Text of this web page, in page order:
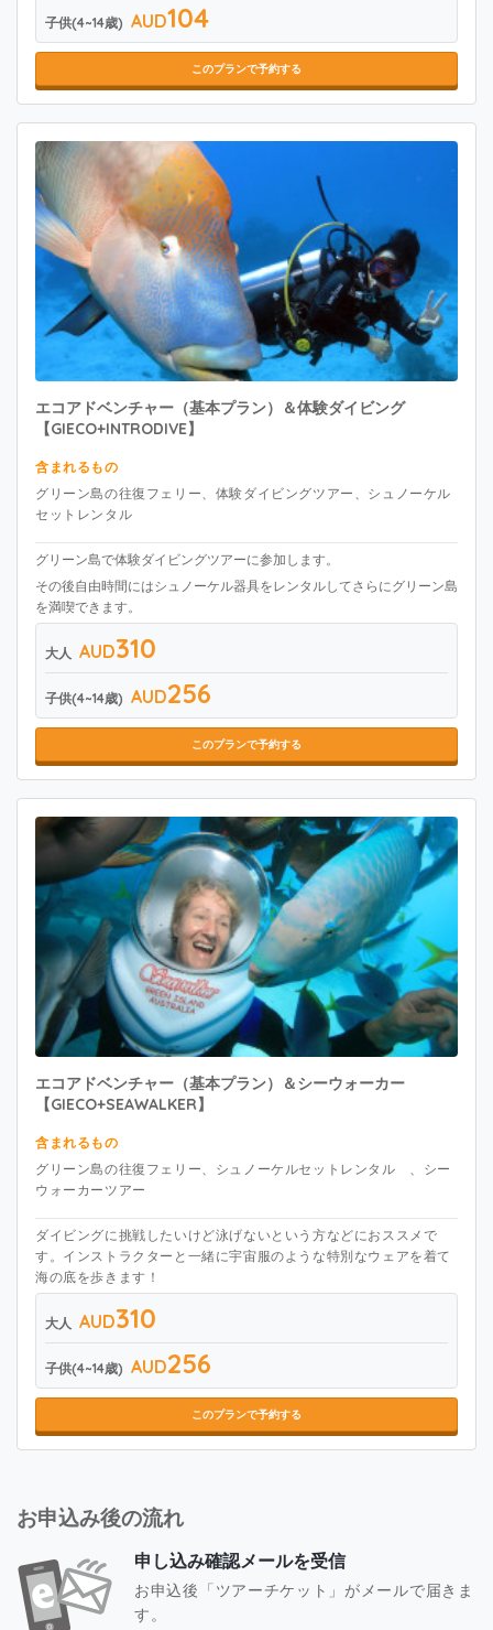
子供(4~14歳) AUD104
このプランで予約する
エコアドベンチャー（基本プラン）＆体験ダイビング
【GIECO+INTRODIVE】
含まれるもの
グリーン島の往復フェリー、体験ダイビングツアー、シュノーケル
セットレンタル
グリーン島で体験ダイビングツアーに参加します。
その後自由時間にはシュノーケル器具をレンタルしてさらにグリーン島
を満喫できます。
大人 AUD310
子供(4~14歳) AUD256
このプランで予約する
エコアドベンチャー（基本プラン）＆シーウォーカー
【GIECO+SEAWALKER】
含まれるもの
グリーン島の往復フェリー、シュノーケルセットレンタル 、シー
ウォーカーツアー
ダイビングに挑戦したいけど泳げないという方などにおススメで
す。インストラクターと一緒に宇宙服のような特別なウェアを着て
海の底を歩きます！
大人 AUD310
子供(4~14歳) AUD256
このプランで予約する
お申込み後の流れ
申し込み確認メールを受信
お申込後「ツアーチケット」がメールで届きま
す。